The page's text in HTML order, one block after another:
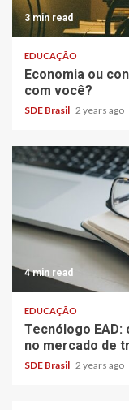
3 min read
EDUCAÇÃO
Economia ou
com você?
SDE Brasil 2 years ago
4 min read
EDUCAÇÃO
Tecnólogo EAD:
no mercado de
SDE Brasil 2 years ago